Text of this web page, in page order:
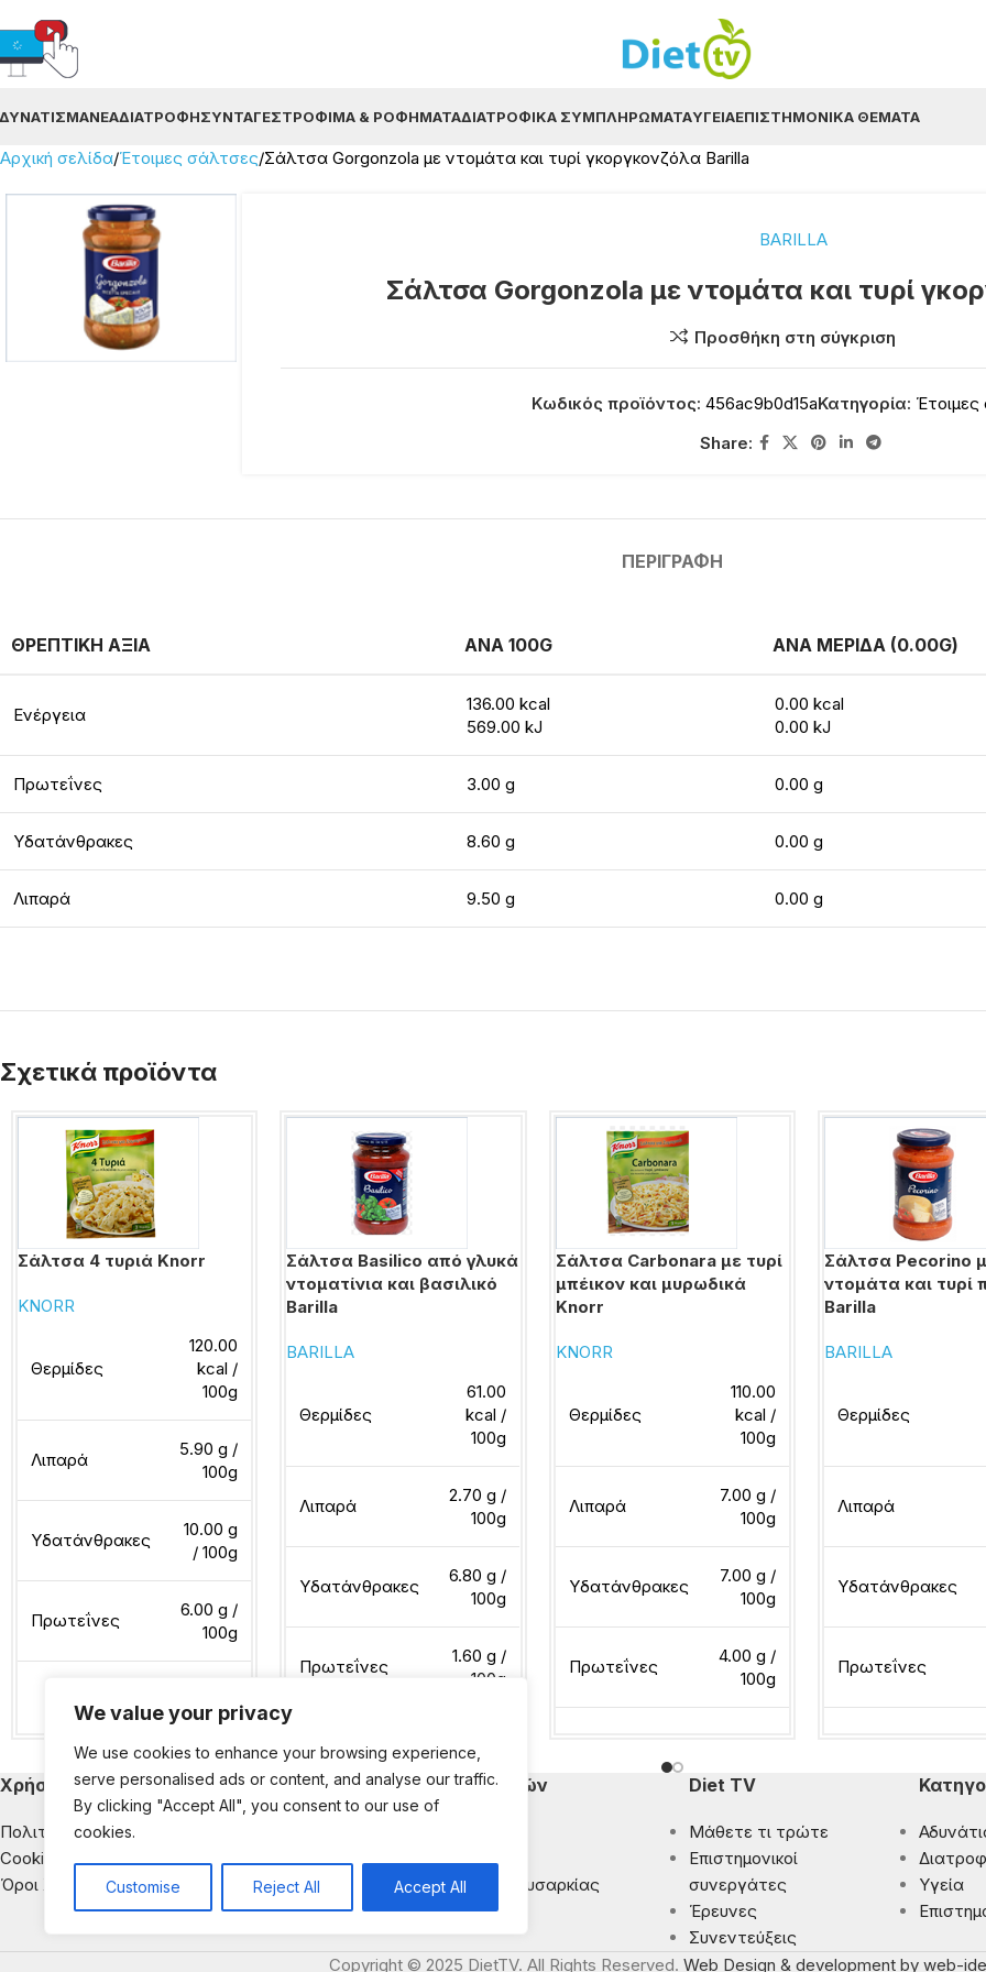
We value your privacy
We use cookies to enhance your browsing experience,
serve personalised ads or content, and analyse our traffic.
By clicking "Accept All", you consent to our use of
cookies.
Customise Reject All Accept All
ΝΈΑΔΙΑΤΡΟΦΉΣΥΝΤΑΓΈΣΤΡΌΦΙΜΑ & ΡΟΦΉΜΑΤΑΔΙΑΤΡΟΦΙΚΆ ΣΥΜΠΛΗΡΏΜΑΤΑΥΓΕΊΑΕΠΙΣΤΗΜΟΝΙΚΆ ΘΈΜΑΤΑ
Αρχική σελίδα Έτοιμες σάλτσες Σάλτσα Gorgonzola με ντομάτα και τυρί γκοργκονζόλα Barilla
BARILLA
Σάλτσα Gorgonzola με ντομάτα και τυρί
Προσθήκη στη σύγκριση
Κωδικός προϊόντος:456ac9b0d15aΚατηγορία:
Share:
ΠΕΡΙΓΡΑΦΉ
ΘΡΕΠΤΙΚΗ ΑΞΙΑ ΑΝΑ 100G ΑΝΑ ΜΕΡΙΔΑ (0.00G)
Ενέργεια
136.00 kcal
569.00 kJ
0.00 kcal
0.00 kJ
Πρωτεΐνες 3.00 g 0.00 g
Υδατάνθρακες 8.60 g 0.00 g
Λιπαρά 9.50 g 0.00 g
Σχετικά προϊόντα
Σάλτσα 4 τυριά Knorr
KNORR
Θερμίδες
120.00
kcal /
100g
Λιπαρά
5.90 g /
100g
Υδατάνθρακες
10.00 g
/ 100g
Πρωτεΐνες
6.00 g /
100g
Διαβάστε περισσότερα
Σάλτσα Basilico από γλυκά
ντοματίνια και βασιλικό
Barilla
BARILLA
Θερμίδες
61.00
kcal /
100g
Λιπαρά
2.70 g /
100g
Υδατάνθρακες
6.80 g /
100g
Πρωτεΐνες
1.60 g /
100g
Διαβάστε περισσότερα
Σάλτσα Carbonara με τυρί
μπέικον και μυρωδικά
Knorr
KNORR
Θερμίδες
110.00
kcal /
100g
Λιπαρά
7.00 g /
100g
Υδατάνθρακες
7.00 g /
100g
Πρωτεΐνες
4.00 g /
100g
Διαβάστε περισσότερα
Σάλτσα Pecorino
ντομάτα και τυρί
Barilla
BARILLA
Θερμίδες
Λιπαρά
Υδατάνθρακες
Πρωτεΐνες
Χρήσιμα
Πολιτική Απορρήτου
Cookies
Όροι Χρήσης
Κατηγορίες Εκπομπών
Διατροφή & Νοσήματα
Αντιμετώπιση της Παχυσαρκίας
Διατροφική Ενημέρωση
Diet TV
Μάθετε τι τρώτε
Eπιστημονικοί
συνεργάτες
Έρευνες
Συνεντεύξεις
Υγεία
Copyright © 2025 DietTV. All Rights Reserved. Web Design & development by web-